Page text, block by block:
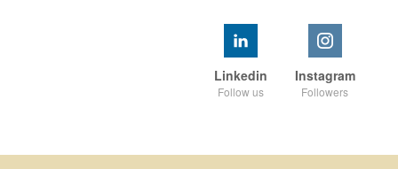
Instagram
Followers
Linkedin
Follow us